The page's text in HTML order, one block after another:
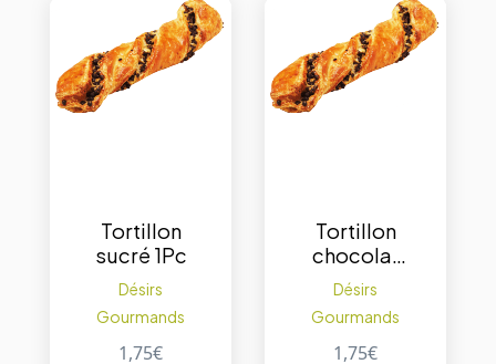
Tortillon
sucré 1Pc
Désirs
Gourmands
1,75€
Tortillon
chocolat
1Pc
Désirs
Gourmands
1,75€